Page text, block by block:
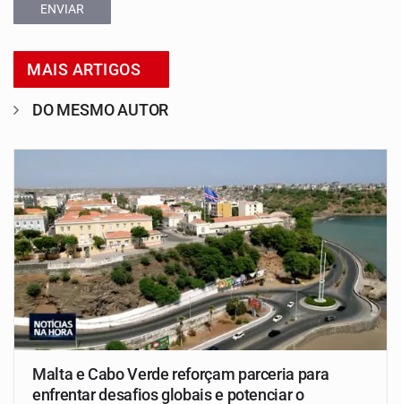
ENVIAR
MAIS ARTIGOS
DO MESMO AUTOR
Malta e Cabo Verde reforçam parceria para
enfrentar desafios globais e potenciar o